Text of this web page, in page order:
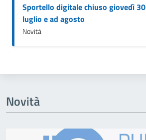
Sportello digitale chiuso giovedì 30
luglio e ad agosto
Novità
Novità